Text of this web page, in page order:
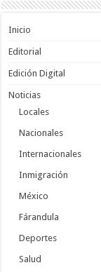
Inicio
Editorial
Edición Digital
Noticias
Locales
Nacionales
Internacionales
Inmigración
México
Fárandula
Deportes
Salud